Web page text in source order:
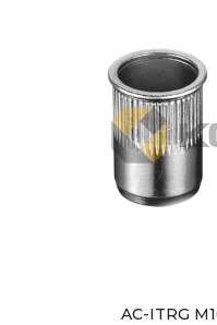
AC-ITRG